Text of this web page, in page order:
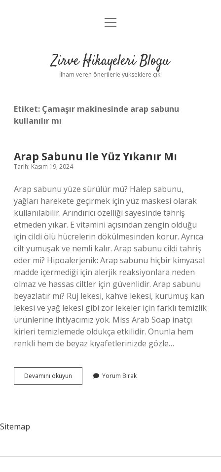
Anasayfa
Yasal Uyarı
menüyü
Zirve Hikayeleri Blogu
İlham veren önerilerle yükseklere çık!
Etiket: Çamaşır makinesinde arap sabunu
kullanılır mı
Arap Sabunu Ile Yüz Yıkanır Mı
Tarih: Kasım 19, 2024
Arap sabunu yüze sürülür mü? Halep sabunu,
yağları harekete geçirmek için yüz maskesi olarak
kullanılabilir. Arındırıcı özelliği sayesinde tahriş
etmeden yıkar. E vitamini açısından zengin olduğu
için cildi ölü hücrelerin dökülmesinden korur. Ayrıca
cilt yumuşak ve nemli kalır. Arap sabunu cildi tahriş
eder mi? Hipoalerjenik: Arap sabunu hiçbir kimyasal
madde içermediği için alerjik reaksiyonlara neden
olmaz ve hassas ciltler için güvenlidir. Arap sabunu
beyazlatır mı? Ruj lekesi, kahve lekesi, kurumuş kan
lekesi ve yağ lekesi gibi zor lekeler için farklı temizlik
ürünlerine ihtiyacımız yok. Miss Arab Soap inatçı
kirleri temizlemede oldukça etkilidir. Onunla hem
renkli hem de beyaz kıyafetlerinizde gözle…
Devamını okuyun
Sabunu
Yorum Bırak
Sitemap